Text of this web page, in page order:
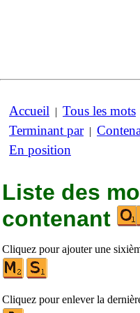
Accueil | Tous les mots
Terminant par|
En position
Liste des
contenant
Cliquez pour ajouter une
Cliquez pour enlever la